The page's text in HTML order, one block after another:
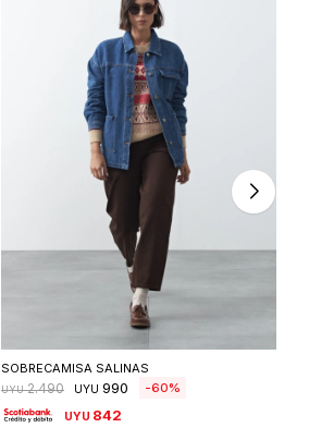
Seleccionar talle
SOBRECAMISA SALINAS
UYU 2.490 UYU 990 60
UYU 842